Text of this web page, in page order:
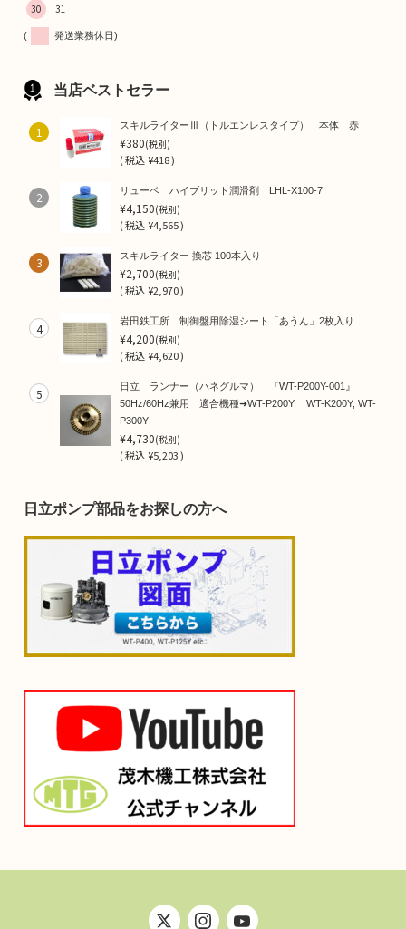
30
31
( 発送業務休日)
当店ベストセラー
1 スキルライターⅢ（トルエンレスタイプ） 本体 赤
¥380(税別)
(税込¥418 )
2 リューベ ハイブリット潤滑剤 LHL-X100-7
¥4,150(税別)
(税込¥4,565 )
3 スキルライター 換芯 100本入り
¥2,700(税別)
(税込¥2,970 )
4 岩田鉄工所 制御盤用除湿シート「あうん」2枚入り
¥4,200(税別)
(税込¥4,620 )
5
日立 ランナー（ハネグルマ） 『WT-P200Y-001』
50Hz/60Hz兼用 適合機種➜WT-P200Y, WT-K200Y, WT-
P300Y
¥4,730(税別)
(税込¥5,203 )
日立ポンプ部品をお探しの方へ